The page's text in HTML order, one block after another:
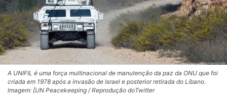
A UNIFIL é uma força multinacional de manutenção da paz da ONU que foi
criada em 1978 após a invasão de Israel e posterior retirada do Líbano.
lmagem: [UN Peacekeeping / Reprodução doTwitter